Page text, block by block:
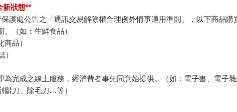
新狀態**
護處公告之「通訊交易解除權合理例外情事適用準則」，以下商品
（如：生鮮食品）
品）
）
為完成之線上服務，經消費者事先同意始提供。（如：電子書、電子
鬍刀、除毛刀…等）